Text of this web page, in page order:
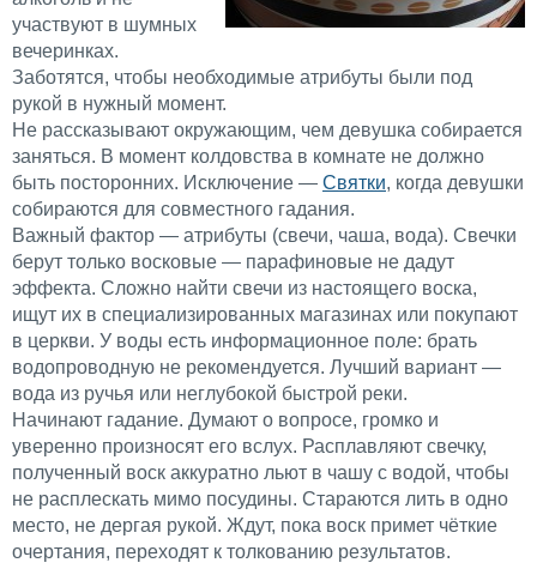
участвуют в шумных
вечеринках.
Заботятся, чтобы необходимые атрибуты были под
рукой в нужный момент.
Не рассказывают окружающим, чем девушка собирается
заняться. В момент колдовства в комнате не должно
быть посторонних. Исключение — Святки, когда девушки
собираются для совместного гадания.
Важный фактор — атрибуты (свечи, чаша, вода). Свечки
берут только восковые — парафиновые не дадут
эффекта. Сложно найти свечи из настоящего воска,
ищут их в специализированных магазинах или покупают
в церкви. У воды есть информационное поле: брать
водопроводную не рекомендуется. Лучший вариант —
вода из ручья или неглубокой быстрой реки.
Начинают гадание. Думают о вопросе, громко и
уверенно произносят его вслух. Расплавляют свечку,
полученный воск аккуратно льют в чашу с водой, чтобы
не расплескать мимо посудины. Стараются лить в одно
место, не дергая рукой. Ждут, пока воск примет чёткие
очертания, переходят к толкованию результатов.